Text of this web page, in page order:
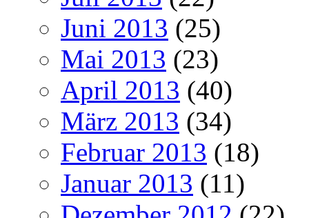
Juni 2013 (25)
Mai 2013 (23)
April 2013 (40)
März 2013 (34)
Februar 2013 (18)
Januar 2013 (11)